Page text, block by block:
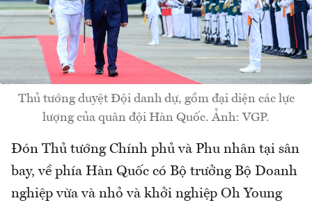
Thủ tướng duyệt Đội danh dự, gồm đại diện các lực
lượng của quân đội Hàn Quốc. Ảnh: VGP.
Đón Thủ tướng Chính phủ và Phu nhân tại sân
bay, về phía Hàn Quốc có Bộ trưởng Bộ Doanh
nghiệp vừa và nhỏ và khởi nghiệp Oh Young